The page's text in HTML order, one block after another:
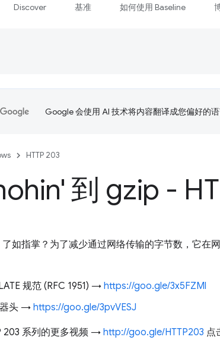
Discover 基准 如何使用 Baseline
Google 会使用 AI 技术将内容翻译成您偏好的语
HTTP 203
到 gzip -
了如指掌？为了减少通过网络传输的字节数，它在
规范 (RFC 1951) → https://goo.gle/3x5FZMl
头 →https://goo.gle/3pvVESJ
203 系列的更多视频 → http://goo.gle/HTTP203 点